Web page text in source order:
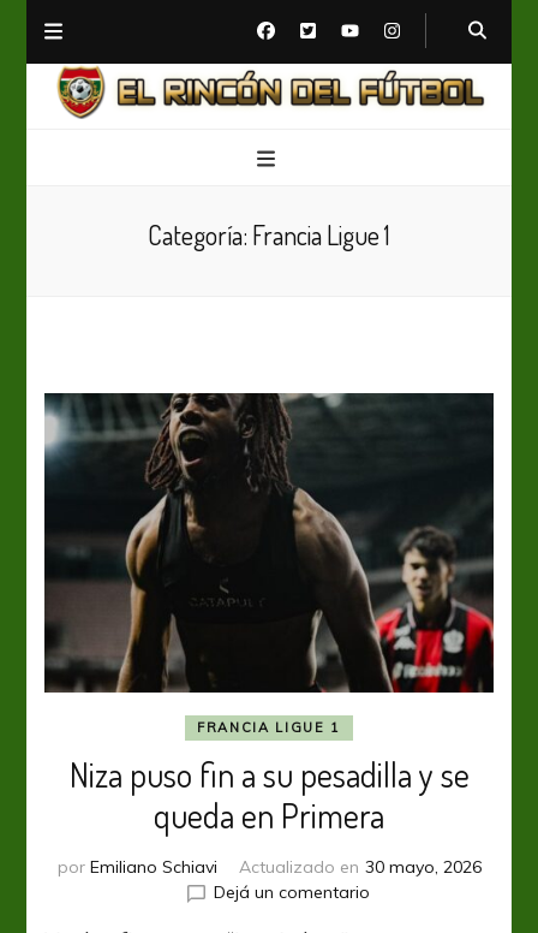
Categoría: Francia Ligue 1
FRANCIA LIGUE 1
Niza puso fin a su pesadilla y se
queda en Primera
por Emiliano Schiavi Actualizado en 30 mayo, 2026
Dejá un comentarioen